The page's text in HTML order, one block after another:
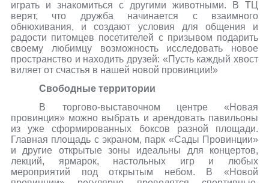
играть и знакомиться с другими животными. В ТЦ
верят, что дружба начинается с взаимного
обнюхивания, и создают условия для общения и
радости питомцев посетителей с призывом подарить
своему любимцу возможность исследовать новое
пространство и находить друзей: «Пусть каждый хвост
виляет от счастья в нашей новой провинции!»
Свободные территории
В торгово-выставочном центре «Новая
провинция» можно выбрать и арендовать павильоны
из уже сформированных боксов разной площади.
Главная площадь с экраном, парк «Сады Провинции»
и другие открытые зоны идеальны для концертов,
лекций, ярмарок, настольных игр и любых
мероприятий под открытым небом. В «Новой